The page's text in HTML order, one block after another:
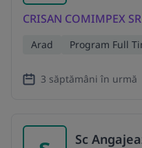
CRISAN COMIMPEX
Arad Program Full
3 săptămâni în urmă
Sc